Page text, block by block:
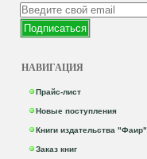
НАВИГАЦИЯ
Прайс-лист
Новые поступления
Книги издательства "Фаир"
Заказ книг